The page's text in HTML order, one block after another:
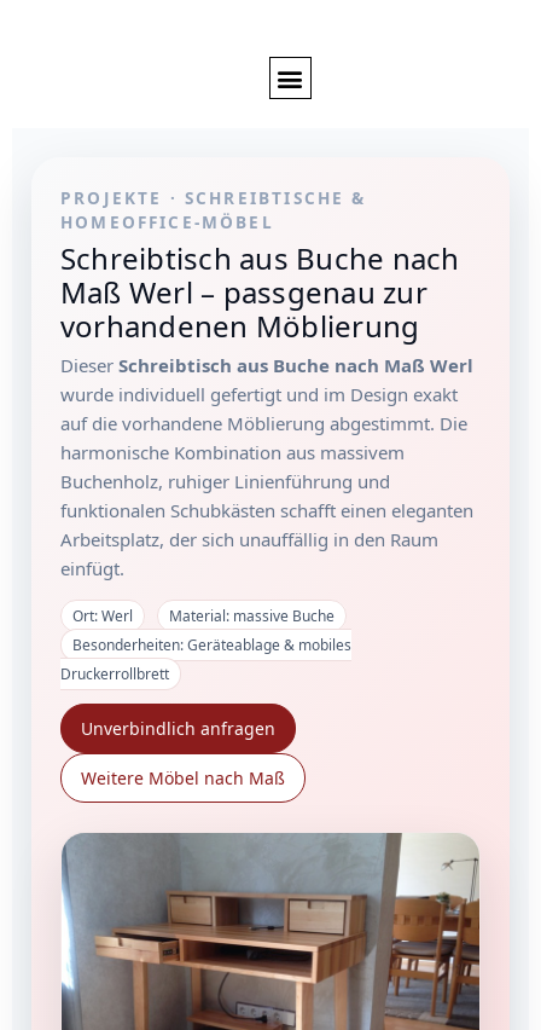
PROJEKTE · SCHREIBTISCHE &
HOMEOFFICE-MÖBEL
Schreibtisch aus Buche nach
Maß Werl – passgenau zur
vorhandenen Möblierung
Dieser Schreibtisch aus Buche nach Maß Werl
wurde individuell gefertigt und im Design exakt
auf die vorhandene Möblierung abgestimmt. Die
harmonische Kombination aus massivem
Buchenholz, ruhiger Linienführung und
funktionalen Schubkästen schafft einen eleganten
Arbeitsplatz, der sich unauffällig in den Raum
einfügt.
Ort: Werl
Material: massive Buche
Besonderheiten: Geräteablage & mobiles
Druckerrollbrett
Unverbindlich anfragen
Weitere Möbel nach Maß